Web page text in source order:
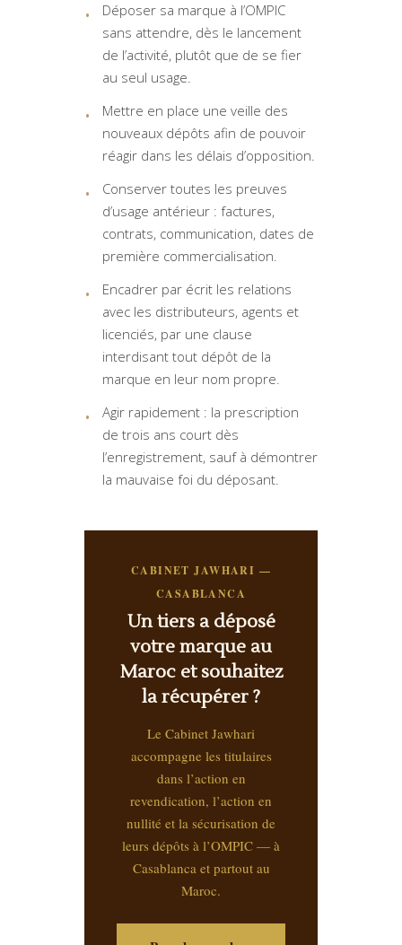
Déposer sa marque à l’OMPIC
sans attendre, dès le lancement
de l’activité, plutôt que de se fier
au seul usage.
Mettre en place une veille des
nouveaux dépôts afin de pouvoir
réagir dans les délais d’opposition.
Conserver toutes les preuves
d’usage antérieur : factures,
contrats, communication, dates de
première commercialisation.
Encadrer par écrit les relations
avec les distributeurs, agents et
licenciés, par une clause
interdisant tout dépôt de la
marque en leur nom propre.
Agir rapidement : la prescription
de trois ans court dès
l’enregistrement, sauf à démontrer
la mauvaise foi du déposant.
CABINET JAWHARI —
CASABLANCA
Un tiers a déposé
votre marque au
Maroc et souhaitez
la récupérer ?
Le Cabinet Jawhari
accompagne les titulaires
dans l’action en
revendication, l’action en
nullité et la sécurisation de
leurs dépôts à l’OMPIC — à
Casablanca et partout au
Maroc.